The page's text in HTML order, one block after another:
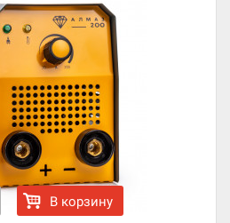
В корзину